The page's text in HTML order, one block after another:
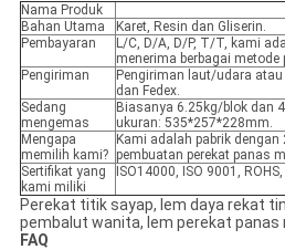
Nama Produk
Bahan Utama
Karet, Resin dan Gliserin.
Pembayaran
L/C, D/A, D/P, T/T, kami
menerima berbagai metode
Pengiriman
Pengiriman laut/udara atau
dan Fedex.
Sedang
mengemas
Biasanya 6.25kg/blok dan
ukuran: 535*257*228mm.
Mengapa
memilih kami?
Kami adalah pabrik
pembuatan perekat panas
Sertifikat yang
kami miliki
ISO14000, ISO 9001, ROHS,
Perekat titik sayap, lem daya rekat
pembalut wanita, lem perekat panas
FAQ